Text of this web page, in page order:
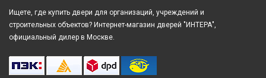
Ищете, где купить двери для организаций, учреждений и
строительных объектов? Интернет-магазин дверей "ИНТЕРА",
официальный дилер в Москве.